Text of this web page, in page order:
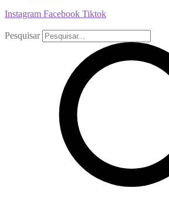
Instagram Facebook Tiktok
Pesquisar